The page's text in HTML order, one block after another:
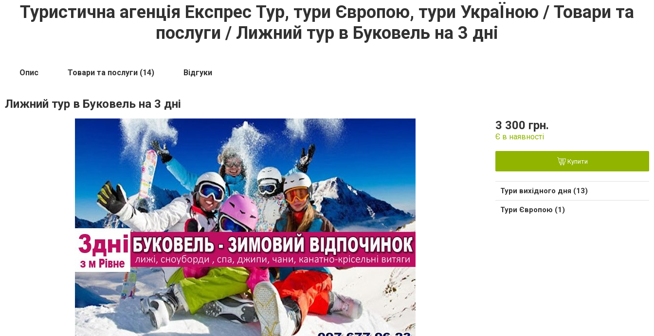
Туристична агенція Експрес Тур, тури Європою, тури УкраЇною / Товари та
послуги / Лижний тур в Буковель на 3 дні
Опис Товари та послуги (14) Відгуки
Лижний тур в Буковель на 3 дні
3 300 грн.
Є в наявності
Купити
Тури вихідного дня (13)
Тури Європою (1)